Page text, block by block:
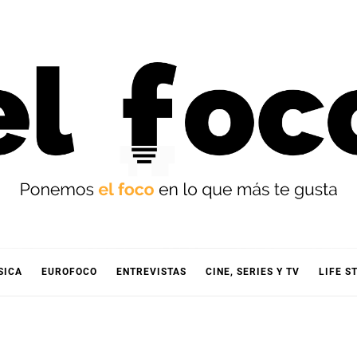
EUROFOCO ENTREVISTAS CINE, SERIES Y TV LIFE